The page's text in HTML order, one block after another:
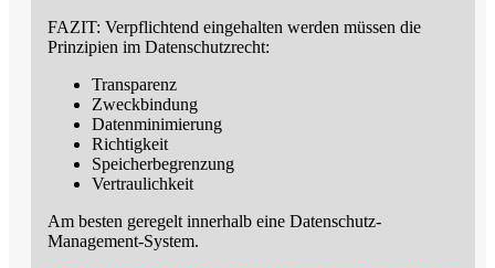
FAZIT: Verpflichtend eingehalten werden müssen die
Prinzipien im Datenschutzrecht:
Transparenz
Zweckbindung
Datenminimierung
Richtigkeit
Speicherbegrenzung
Vertraulichkeit
Am besten geregelt innerhalb eine Datenschutz-
Management-System.